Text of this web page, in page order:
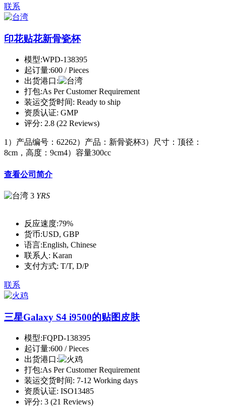
联系
印花贴花新骨瓷杯
模型:WPD-138395
起订量:600 / Pieces
出货港口:
打包:As Per Customer Requirement
装运交货时间: Ready to ship
资质认证: GMP
评分: 2.8 (22 Reviews)
1）产品编号：62262）产品：新骨瓷杯3）尺寸：顶径：
8cm，高度：9cm4）容量300cc
查看公司简介
3 YRS
反应速度:79%
货币:USD, GBP
语言:English, Chinese
联系人: Karan
支付方式: T/T, D/P
联系
三星Galaxy S4 i9500的贴图皮肤
模型:FQPD-138395
起订量:600 / Pieces
出货港口:
打包:As Per Customer Requirement
装运交货时间: 7-12 Working days
资质认证: ISO13485
评分: 3 (21 Reviews)